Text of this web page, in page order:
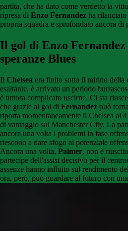
partita, che ha dato come verdetto la
ripresa di Enzo Fernandez ha
propria squadra e sprofondato ancora di
Il gol di Enzo
speranze Blues
Il Chelsea era finito sotto il mirino
esaltante, è arrivato un periodo
è tuttora complicato uscirne. Ci sta
che grazie al gol di Fernandez può
riporta momentaneamente il Chelsea al
di vantaggio sul Manchester City. La
ancora una volta i problemi in fase
riescono a dare sfogo al potenziale
Ancora una volta, Palmer, non è
partecipe dell'assist decisivo per il
assenze hanno influito sul rendimento
ora, però, può guardare al futuro con